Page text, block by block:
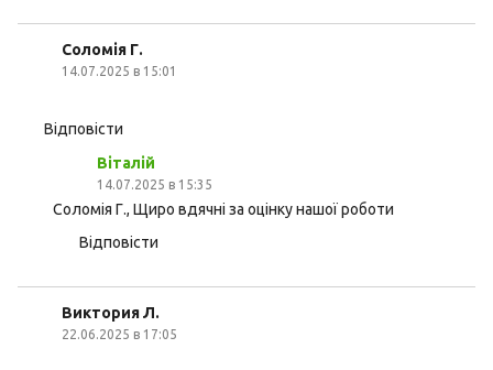
Соломія Г.
14.07.2025 в 15:01
Відповісти
Віталій
14.07.2025 в 15:35
Соломія Г., Щиро вдячні за оцінку нашої роботи
Відповісти
Виктория Л.
22.06.2025 в 17:05